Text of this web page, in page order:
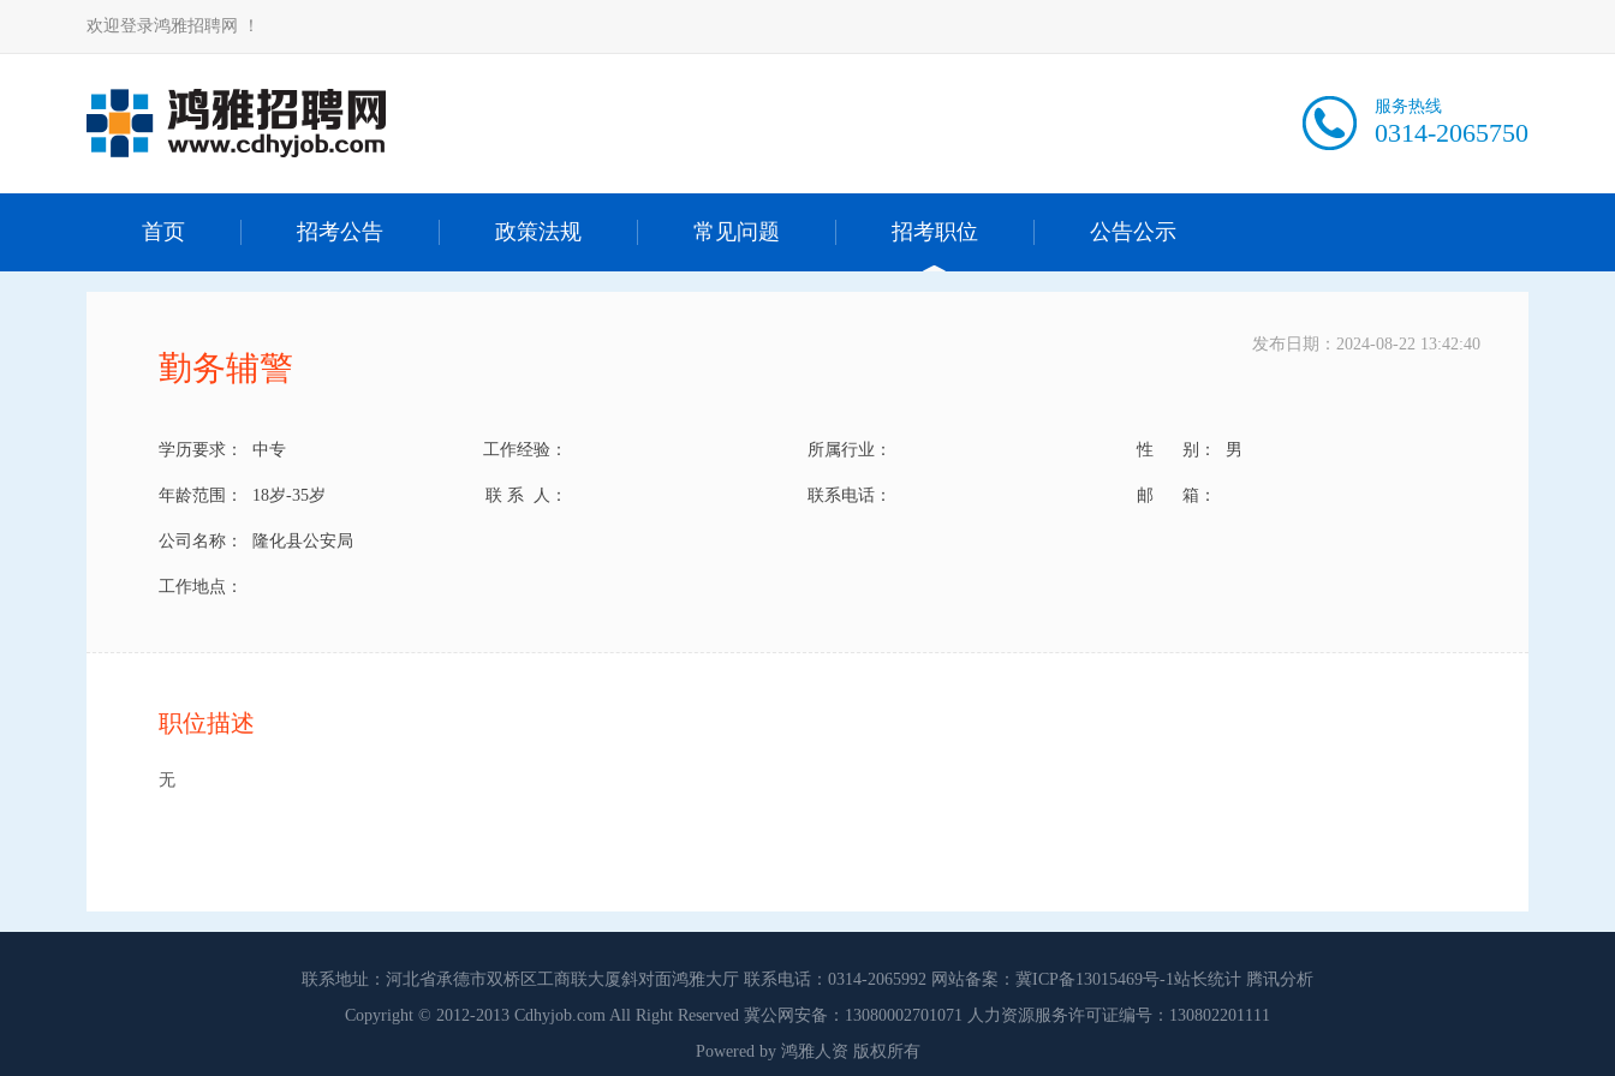
欢迎登录鸿雅招聘网 ！
服务热线
0314-2065750
首页 招考公告 政策法规 常见问题 招考职位 公告公示
发布日期：2024-08-22 13:42:40
勤务辅警
学历要求： 中专 工作经验： 所属行业： 性 别： 男
年龄范围： 18岁-35岁 联 系 人： 联系电话： 邮 箱：
公司名称： 隆化县公安局
工作地点：
职位描述
无
联系地址：河北省承德市双桥区工商联大厦斜对面鸿雅大厅 联系电话：0314-2065992 网站备案：冀ICP备13015469号-1站长统计 腾讯分析
Copyright © 2012-2013 Cdhyjob.com All Right Reserved 冀公网安备：13080002701071 人力资源服务许可证编号：130802201111
Powered by 鸿雅人资 版权所有